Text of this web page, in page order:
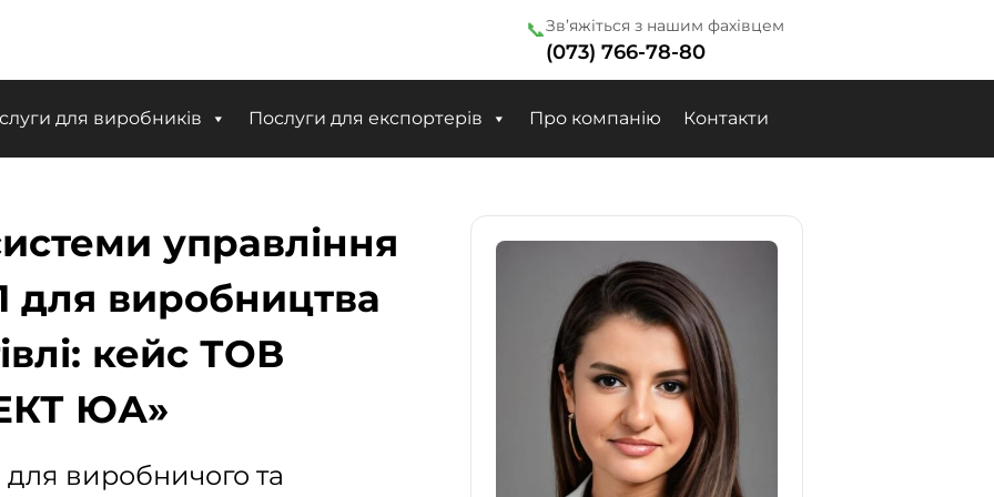
📞Зв’яжіться з нашим фахівцем
(073) 766-78-80
для виробників Послуги для експортерів Про компанію Контакти
управління
для виробництва
кейс ТОВ
ЮА»
для виробничого та